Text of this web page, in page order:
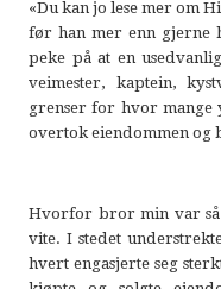
«Du kan jo lese mer om
før han mer enn gjerne
peke på at en
veimester, kaptein,
grenser for hvor mange
overtok eiendommen og
Hvorfor bror min var
vite. I stedet
hvert engasjerte seg